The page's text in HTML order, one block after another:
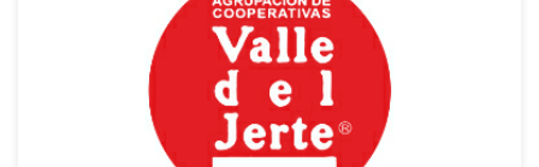
Página web: Web Correo Electrónico: Contactar por correo
electrónico Teléfono: Teléfono: 927035235 Ámbito de
suministro: NACIONAL Productos que ofrece: Productores de
cerezas, picotas, ciruelas, castañas, higos frescos y secos,
frambuesas,arándanos y moras del Valle del Jerte. Productos
transformados como licores, aguardientes, aceite de oliva y
preparados de frutas. Consulta nuestra […]